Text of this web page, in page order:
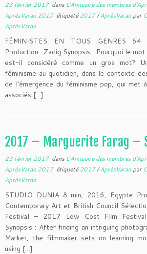
23 février 2017dans L'Annuaire des membres
AprèsVaran 2017 étiqueté2017/AprèsVaran par
AprèsVaran
FÉMINISTES EN TOUS GENRES
Production : Zadig Synopsis : Pourquoi le
est-il considéré comme un gros mot?
féminisme au quotidien, dans le contexte
de l’émergence du féminisme pop, qui met
associés […]
2017 – Marguerite Farag –
23 février 2017dans L'Annuaire des membres
AprèsVaran 2017 étiqueté2017/AprèsVaran par
AprèsVaran
STUDIO DUNIA 8 min, 2016, Egypte
Contemporary Art et British Council
Festival – 2017 Low Cost Film
Synopsis : After finding an intriguing
Market, the filmmaker sets on learning
using […]